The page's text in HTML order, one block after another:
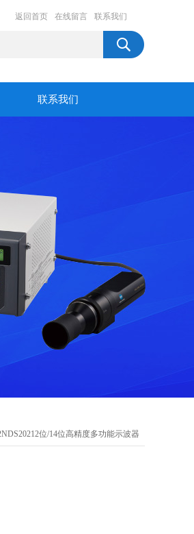
返回首页 在线留言 联系我们
联系我们
位/14位高精度多功能示波器